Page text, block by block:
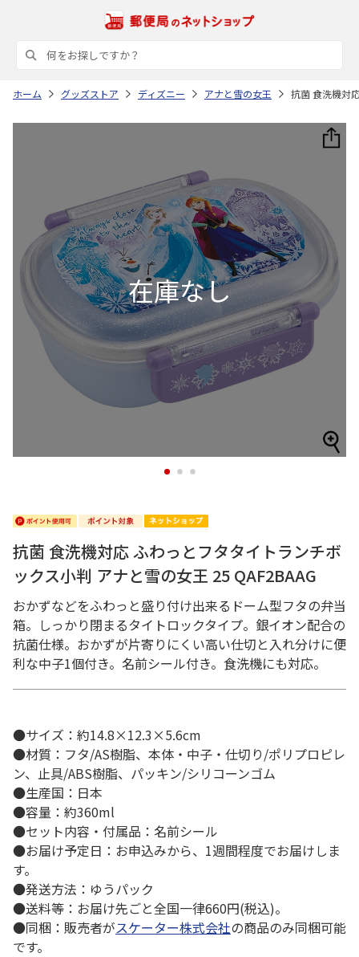
ホーム グッズストア ディズニー アナと雪の女王 抗菌 食洗機対
1 2 3
抗菌 食洗機対応 ふわっとフタタイトランチボ
ックス小判 アナと雪の女王 25 QAF2BAAG
おかずなどをふわっと盛り付け出来るドーム型フタの弁当
箱。しっかり閉まるタイトロックタイプ。銀イオン配合の
抗菌仕様。おかずが片寄りにくい高い仕切と入れ分けに便
利な中子1個付き。名前シール付き。食洗機にも対応。
●サイズ：約14.8×12.3×5.6cm
●材質：フタ/AS樹脂、本体・中子・仕切り/ポリプロピレ
ン、止具/ABS樹脂、パッキン/シリコーンゴム
●生産国：日本
●容量：約360ml
●セット内容・付属品：名前シール
●お届け予定日：お申込みから、1週間程度でお届けしま
す。
●発送方法：ゆうパック
●送料等：お届け先ごと全国一律660円(税込)。
●同梱：販売者がスケーター株式会社の商品のみ同梱可能
です。